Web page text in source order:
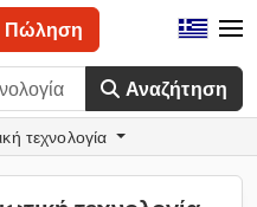
Αναζήτηση
Πώληση
τεχνολογία